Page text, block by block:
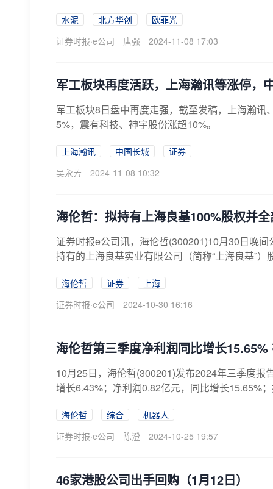
水泥 北方华创
欧菲光
证券时报·e公司
唐强 2024-11-08 17:03
军工板块再度活跃，上海瀚讯等涨停，
军工板块8日盘中再度走强，截至发稿，上海瀚
5%，震有科技、神宇股份涨超10%。
上海瀚讯 中国长城
证券
吴永芳
2024-11-08 10:32
海伦哲：拟持有上海良基100%股权并
证券时报e公司讯，海伦哲(300201)10月30日晚
持有的上海良基实业有限公司（简称“上海良基”
海伦哲 证券
上海
证券时报·e公司
2024-10-30 16:16
海伦哲第三季度净利润同比增长
10月25日，海伦哲(300201)发布2024年三季度
增长6.43%；净利润0.82亿元，同比增长15.65%
海伦哲 综合
机器人
证券时报·e公司
陈澄 2024-10-25 19:57
46家港股公司出手回购（1月12日）